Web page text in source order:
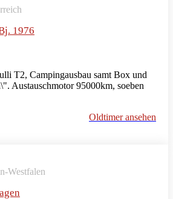
1976
T2, Campingausbau samt Box und
Austauschmotor 95000km, soeben
Oldtimer ansehen
Westfalen